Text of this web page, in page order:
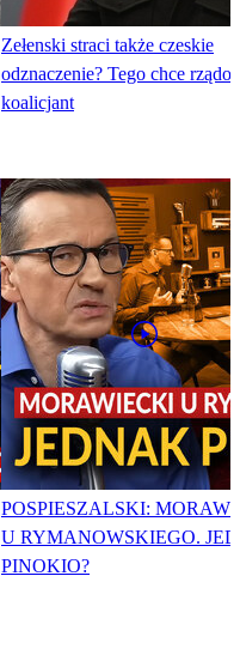
Zełenski straci także czeskie
odznaczenie? Tego chce
koalicjant
POSPIESZALSKI:
U RYMANOWSKIEGO.
PINOKIO?